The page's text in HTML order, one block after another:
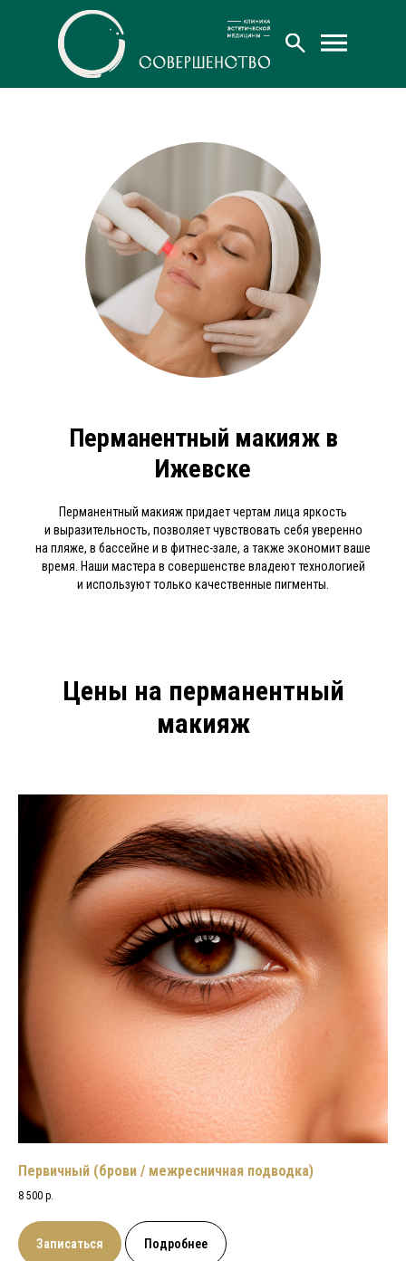
Перманентный макияж в
Ижевске
Перманентный макияж придает чертам лица яркость
и выразительность, позволяет чувствовать себя уверенно
на пляже, в бассейне и в фитнес-зале, а также экономит ваше
время. Наши мастера в совершенстве владеют технологией
и используют только качественные пигменты.
Цены на перманентный
макияж
Первичный (брови / межресничная подводка)
8 500 р.
Записаться Подробнее